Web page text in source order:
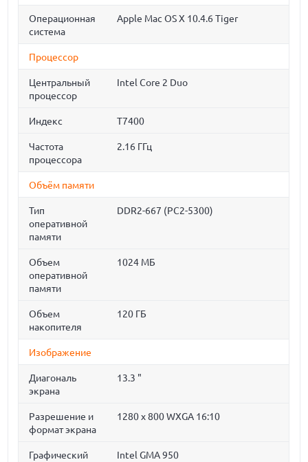
Операционная
система
Apple Mac OS X 10.4.6 Tiger
Процессор
Центральный
процессор
Intel Core 2 Duo
Индекс T7400
Частота
процессора
2.16 ГГц
Объём памяти
Тип
оперативной
памяти
DDR2-667 (PC2-5300)
Объем
оперативной
памяти
1024 МБ
Объем
накопителя
120 ГБ
Изображение
Диагональ
экрана
13.3 "
Разрешение и
формат экрана
1280 x 800 WXGA 16:10
Графический
Intel GMA 950